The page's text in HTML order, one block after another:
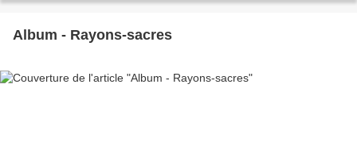
Album - Rayons-sacres